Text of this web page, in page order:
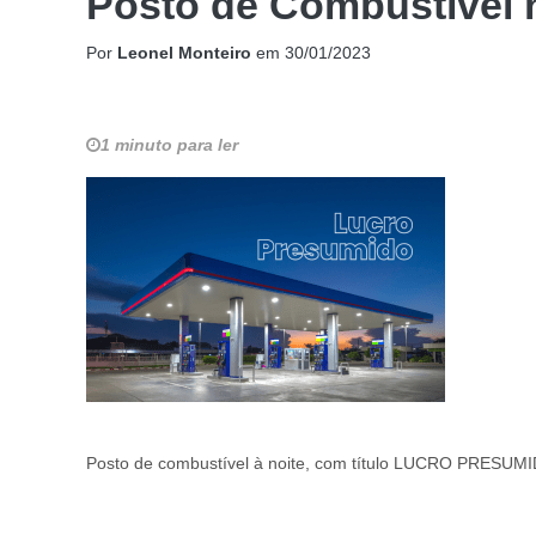
Por Leonel Monteiro em 30/01/2023
1 minuto para ler
Posto de combustível à noite, com título LUCRO